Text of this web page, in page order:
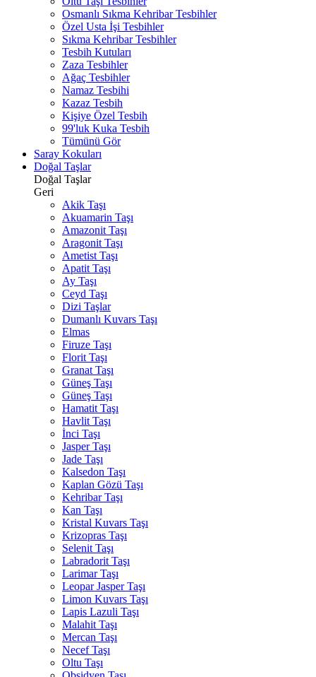
Osmanlı Sıkma Kehribar Tesbihler
Özel Usta İşi Tesbihler
Sıkma Kehribar Tesbihler
Tesbih Kutuları
Zaza Tesbihler
Ağaç Tesbihler
Namaz Tesbihi
Kazaz Tesbih
Kişiye Özel Tesbih
99'luk Kuka Tesbih
Tümünü Gör
Saray Kokuları
Doğal Taşlar
Doğal Taşlar
Geri
Akik Taşı
Akuamarin Taşı
Amazonit Taşı
Aragonit Taşı
Ametist Taşı
Apatit Taşı
Ay Taşı
Ceyd Taşı
Dizi Taşlar
Dumanlı Kuvars Taşı
Elmas
Firuze Taşı
Florit Taşı
Granat Taşı
Güneş Taşı
Güneş Taşı
Hamatit Taşı
Havlit Taşı
İnci Taşı
Jasper Taşı
Jade Taşı
Kalsedon Taşı
Kaplan Gözü Taşı
Kehribar Taşı
Kan Taşı
Kristal Kuvars Taşı
Krizopras Taşı
Selenit Taşı
Labradorit Taşı
Larimar Taşı
Leopar Jasper Taşı
Limon Kuvars Taşı
Lapis Lazuli Taşı
Malahit Taşı
Mercan Taşı
Necef Taşı
Oltu Taşı